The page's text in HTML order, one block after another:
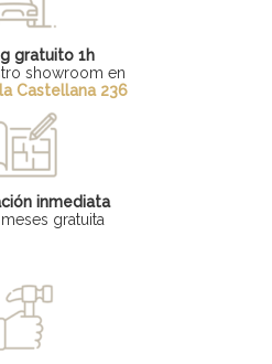
gratuito 1h
showroom en
Castellana 236
inmediata
gratuita